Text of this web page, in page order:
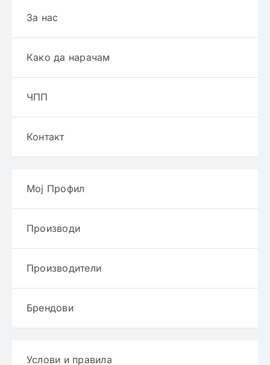
За нас
Како да нарачам
ЧПП
Контакт
Мој Профил
Производи
Производители
Брендови
Услови и правила